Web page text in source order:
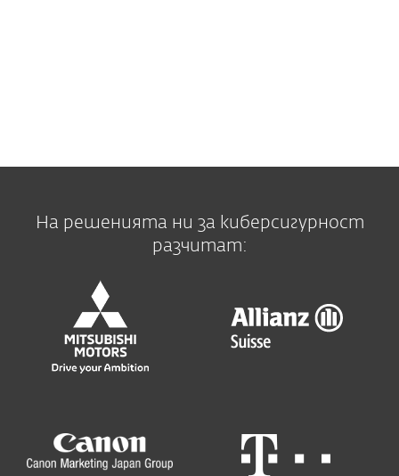
На решенията ни за киберсигурност
разчитат: